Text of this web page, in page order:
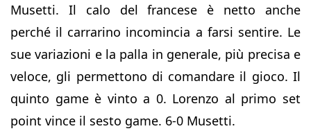
Musetti. Il calo del francese è netto anche
perché il carrarino incomincia a farsi sentire. Le
sue variazioni e la palla in generale, più precisa e
veloce, gli permettono di comandare il gioco. Il
quinto game è vinto a 0. Lorenzo al primo set
point vince il sesto game. 6-0 Musetti.